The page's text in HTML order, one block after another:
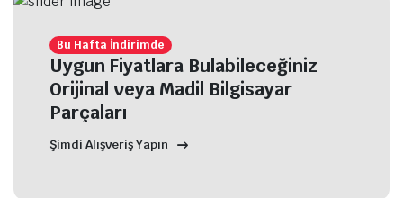
Bu Hafta İndirimde
Uygun Fiyatlara Bulabileceğiniz
Orijinal veya Madil Bilgisayar
Parçaları
Şimdi Alışveriş Yapın